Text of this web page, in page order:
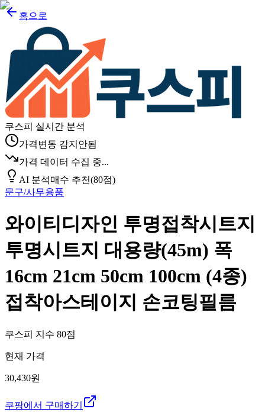
홈으로
쿠스피 실시간 분석
가격변동 감지안됨
가격 데이터 수집 중...
AI 분석매수 추천(80점)
문구/사무용품
와이티디자인 투명접착시트지
투명시트지 대용량(45m) 폭
16cm 21cm 50cm 100cm (4종)
접착아스테이지 손코팅필름
쿠스피 지수 80점
현재 가격
30,430원
쿠팡에서 구매하기